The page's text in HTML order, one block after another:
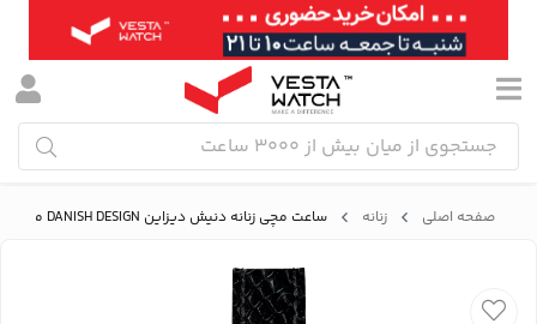
صفحه اصلی زنانه ساعت مچی زنانه دنیش دیزاین DANISH DESIGN مدل IV11Q1268